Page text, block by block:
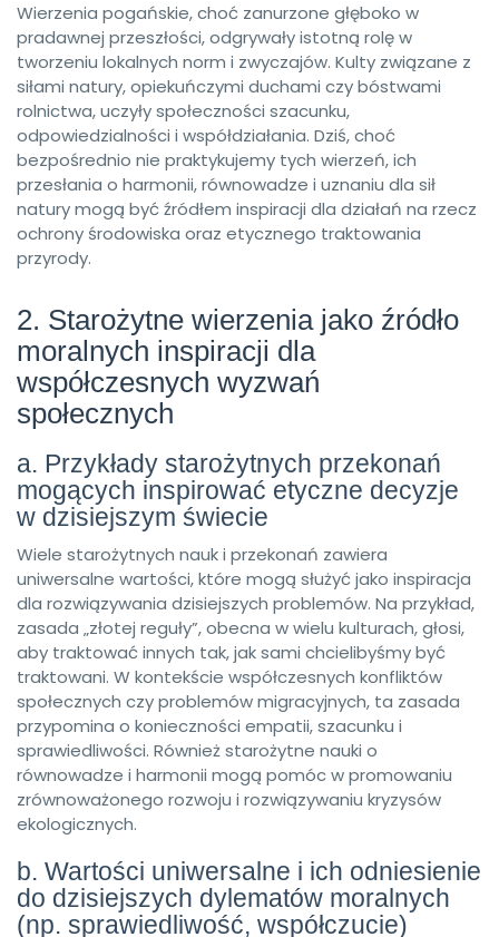
Wierzenia pogańskie, choć zanurzone głęboko w
pradawnej przeszłości, odgrywały istotną rolę w
tworzeniu lokalnych norm i zwyczajów. Kulty związane z
siłami natury, opiekuńczymi duchami czy bóstwami
rolnictwa, uczyły społeczności szacunku,
odpowiedzialności i współdziałania. Dziś, choć
bezpośrednio nie praktykujemy tych wierzeń, ich
przesłania o harmonii, równowadze i uznaniu dla sił
natury mogą być źródłem inspiracji dla działań na rzecz
ochrony środowiska oraz etycznego traktowania
przyrody.
2. Starożytne wierzenia jako źródło
moralnych inspiracji dla
współczesnych wyzwań
społecznych
a. Przykłady starożytnych przekonań
mogących inspirować etyczne decyzje
w dzisiejszym świecie
Wiele starożytnych nauk i przekonań zawiera
uniwersalne wartości, które mogą służyć jako inspiracja
dla rozwiązywania dzisiejszych problemów. Na przykład,
zasada „złotej reguły”, obecna w wielu kulturach, głosi,
aby traktować innych tak, jak sami chcielibyśmy być
traktowani. W kontekście współczesnych konfliktów
społecznych czy problemów migracyjnych, ta zasada
przypomina o konieczności empatii, szacunku i
sprawiedliwości. Również starożytne nauki o
równowadze i harmonii mogą pomóc w promowaniu
zrównoważonego rozwoju i rozwiązywaniu kryzysów
ekologicznych.
b. Wartości uniwersalne i ich odniesienie
do dzisiejszych dylematów moralnych
(np. sprawiedliwość, współczucie)